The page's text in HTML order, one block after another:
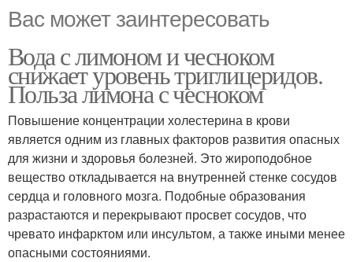
Вас может заинтересовать
Вода с лимоном и чесноком
снижает уровень триглицеридов.
Польза лимона с чесноком
Повышение концентрации холестерина в крови
является одним из главных факторов развития опасных
для жизни и здоровья болезней. Это жироподобное
вещество откладывается на внутренней стенке сосудов
сердца и головного мозга. Подобные образования
разрастаются и перекрывают просвет сосудов, что
чревато инфарктом или инсультом, а также иными менее
опасными состояниями.